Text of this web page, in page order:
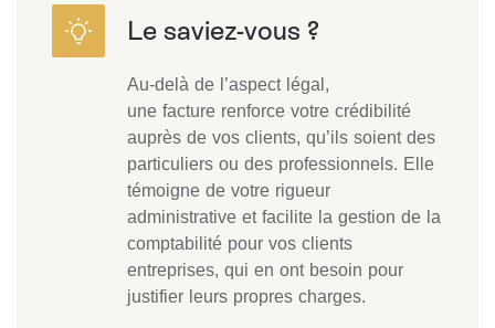
Au-delà de l’aspect légal,
une facture renforce votre crédibilité
auprès de vos clients, qu’ils soient des
particuliers ou des professionnels. Elle
témoigne de votre rigueur
administrative et facilite la gestion de la
comptabilité pour vos clients
entreprises, qui en ont besoin pour
justifier leurs propres charges.